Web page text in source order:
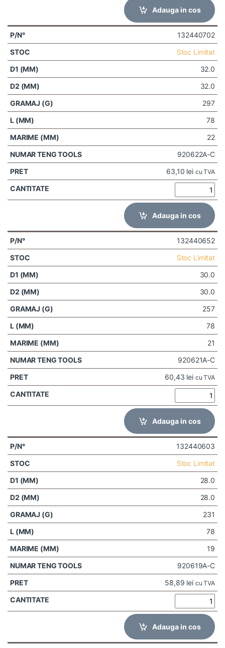
Adauga in cos
132440702
Stoc Limitat
32.0
32.0
297
78
22
920622A-C
63,10 lei cu TVA
Adauga in cos
132440652
Stoc Limitat
30.0
30.0
257
78
21
920621A-C
60,43 lei cu TVA
Adauga in cos
132440603
Stoc Limitat
28.0
28.0
231
78
19
920619A-C
58,89 lei cu TVA
Adauga in cos